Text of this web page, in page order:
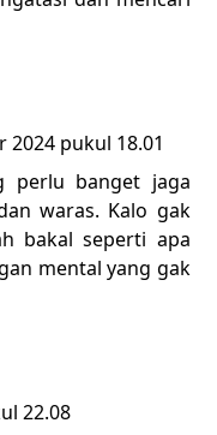
2024 pukul 18.01
perlu banget jaga
waras. Kalo gak
bakal seperti apa
mental yang gak
22.08